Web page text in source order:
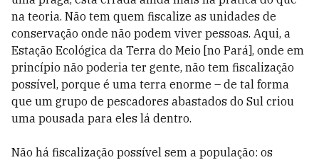
na teoria. Não tem quem fiscalize as unidades de
conservação onde não podem viver pessoas. Aqui, a
Estação Ecológica da Terra do Meio [no Pará], onde em
princípio não poderia ter gente, não tem fiscalização
possível, porque é uma terra enorme – de tal forma
que um grupo de pescadores abastados do Sul criou
uma pousada para eles lá dentro.
Não há fiscalização possível sem a população: os